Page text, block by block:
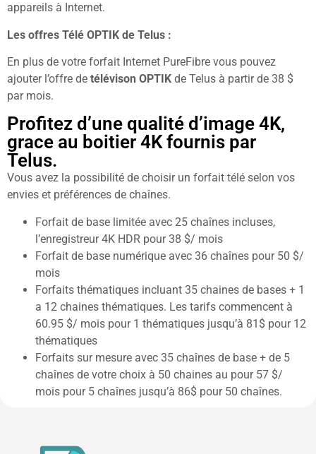
appareils à Internet.
Les offres Télé OPTIK de Telus :
En plus de votre forfait Internet PureFibre vous pouvez
ajouter l’offre de télévison OPTIK de Telus à partir de 38 $
par mois.
Profitez d’une qualité d’image 4K,
grace au boitier 4K fournis par
Telus.
Vous avez la possibilité de choisir un forfait télé selon vos
envies et préférences de chaînes.
Forfait de base limitée avec 25 chaînes incluses,
l’enregistreur 4K HDR pour 38 $/ mois
Forfait de base numérique avec 36 chaînes pour 50 $/
mois
Forfaits thématiques incluant 35 chaines de bases + 1
a 12 chaines thématiques. Les tarifs commencent à
60.95 $/ mois pour 1 thématiques jusqu’à 81$ pour 12
thématiques
Forfaits sur mesure avec 35 chaînes de base + de 5
chaînes de votre choix à 50 chaines au pour 57 $/
mois pour 5 chaînes jusqu’à 86$ pour 50 chaînes.